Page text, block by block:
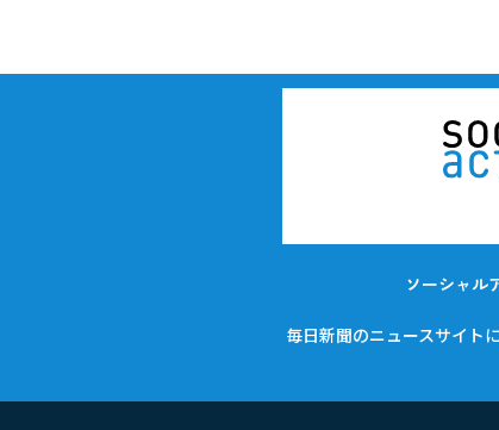
ソーシャル
毎日新聞のニュースサイト